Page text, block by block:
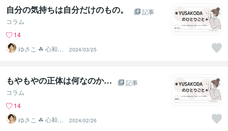
自分の気持ちは自分だけのもの。
記事
コラム
14
ゆさこ ☘ 心和ら
ぐ拠り所
2024/03/25
もやもやの正体は何なのか…
記事
コラム
14
ゆさこ ☘ 心和ら
ぐ拠り所
2024/02/26